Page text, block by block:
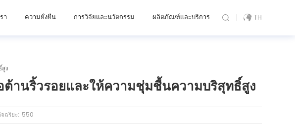
า ความยั่งยืน การวิจัยและนวัตกรรม ผลิตภัณฑ์และบริการ TH
ง
านริ้วรอยและให้ความชุ่มชื้นความบริสุทธิ์สูง
จฉริยะ: 550